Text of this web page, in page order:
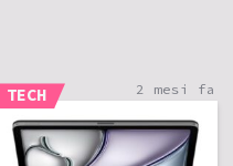
TECH 2 mesi fa